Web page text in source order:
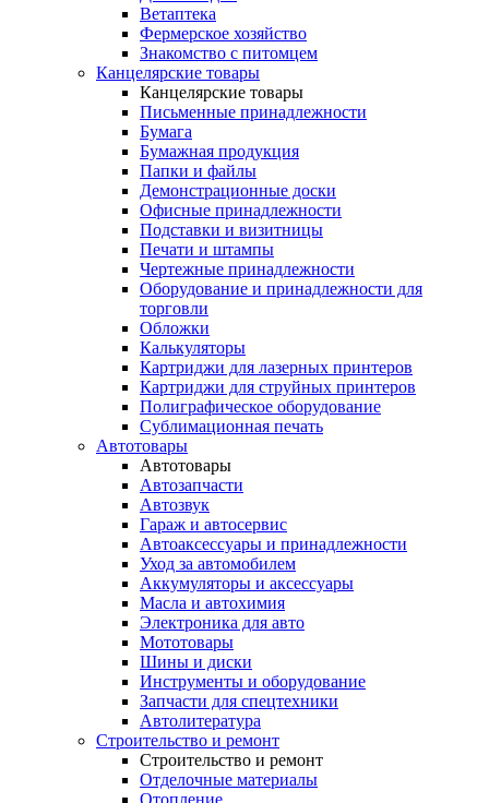
Ветаптека
Фермерское хозяйство
Знакомство с питомцем
Канцелярские товары
Канцелярские товары
Письменные принадлежности
Бумага
Бумажная продукция
Папки и файлы
Демонстрационные доски
Офисные принадлежности
Подставки и визитницы
Печати и штампы
Чертежные принадлежности
Оборудование и принадлежности для
торговли
Обложки
Калькуляторы
Картриджи для лазерных принтеров
Картриджи для струйных принтеров
Полиграфическое оборудование
Сублимационная печать
Автотовары
Автотовары
Автозапчасти
Автозвук
Гараж и автосервис
Автоаксессуары и принадлежности
Уход за автомобилем
Аккумуляторы и аксессуары
Масла и автохимия
Электроника для авто
Мототовары
Шины и диски
Инструменты и оборудование
Запчасти для спецтехники
Автолитература
Строительство и ремонт
Строительство и ремонт
Отделочные материалы
Отопление